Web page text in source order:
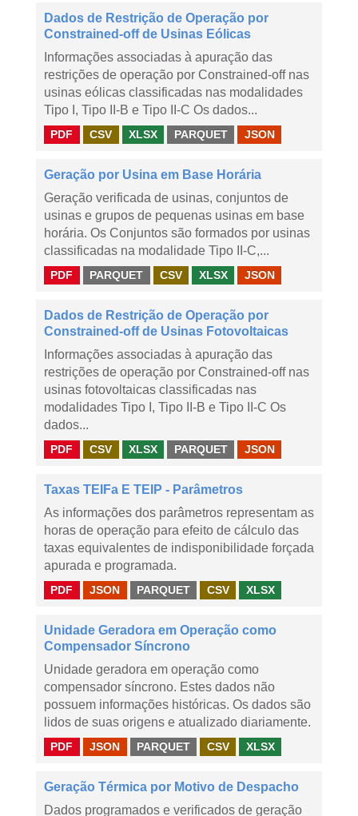
Dados de Restrição de Operação por
Constrained-off de Usinas Eólicas
Informações associadas à apuração das
restrições de operação por Constrained-off nas
usinas eólicas classificadas nas modalidades
Tipo I, Tipo II-B e Tipo II-C Os dados...
PDF CSV XLSX PARQUET JSON
Geração por Usina em Base Horária
Geração verificada de usinas, conjuntos de
usinas e grupos de pequenas usinas em base
horária. Os Conjuntos são formados por usinas
classificadas na modalidade Tipo II-C,...
PDF PARQUET CSV XLSX JSON
Dados de Restrição de Operação por
Constrained-off de Usinas Fotovoltaicas
Informações associadas à apuração das
restrições de operação por Constrained-off nas
usinas fotovoltaicas classificadas nas
modalidades Tipo I, Tipo II-B e Tipo II-C Os
dados...
PDF CSV XLSX PARQUET JSON
Taxas TEIFa E TEIP - Parâmetros
As informações dos parâmetros representam as
horas de operação para efeito de cálculo das
taxas equivalentes de indisponibilidade forçada
apurada e programada.
PDF JSON PARQUET CSV XLSX
Unidade Geradora em Operação como
Compensador Síncrono
Unidade geradora em operação como
compensador síncrono. Estes dados não
possuem informações históricas. Os dados são
lidos de suas origens e atualizado diariamente.
PDF JSON PARQUET CSV XLSX
Geração Térmica por Motivo de Despacho
Dados programados e verificados de geração